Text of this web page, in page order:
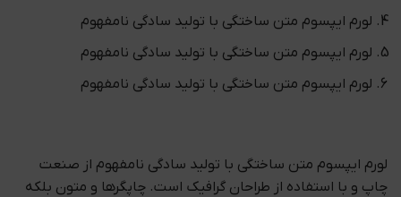
لورم ایپسوم متن ساختگی با تولید سادگی نامفهوم
لورم ایپسوم متن ساختگی با تولید سادگی نامفهوم
لورم ایپسوم متن ساختگی با تولید سادگی نامفهوم
لورم ایپسوم متن ساختگی با تولید سادگی نامفهوم از صنعت
چاپ و با استفاده از طراحان گرافیک است. چاپگرها و متون بلکه